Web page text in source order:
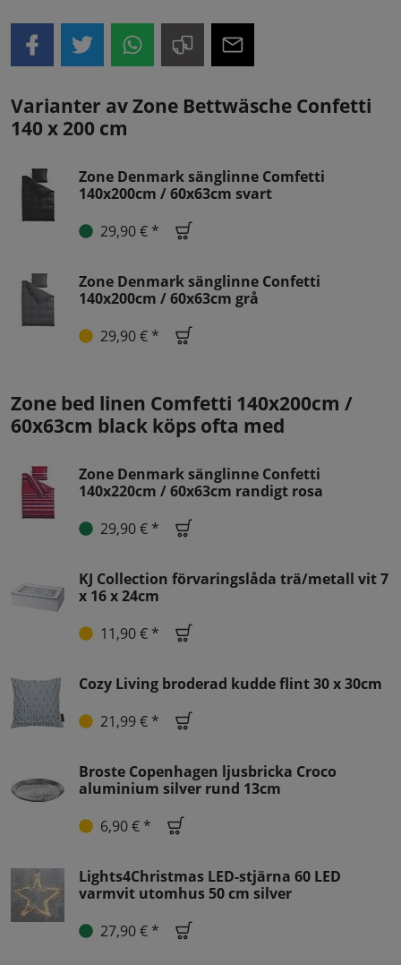
Varianter av Zone Bettwäsche Confetti
140 x 200 cm
Zone Denmark sänglinne Comfetti
140x200cm / 60x63cm svart
29,90 € *
Zone Denmark sänglinne Confetti
140x200cm / 60x63cm grå
29,90 € *
Zone bed linen Comfetti 140x200cm /
60x63cm black köps ofta med
Zone Denmark sänglinne Confetti
140x220cm / 60x63cm randigt rosa
29,90 € *
KJ Collection förvaringslåda trä/metall vit 7
x 16 x 24cm
11,90 € *
Cozy Living broderad kudde flint 30 x 30cm
21,99 € *
Broste Copenhagen ljusbricka Croco
aluminium silver rund 13cm
6,90 € *
Lights4Christmas LED-stjärna 60 LED
varmvit utomhus 50 cm silver
27,90 € *